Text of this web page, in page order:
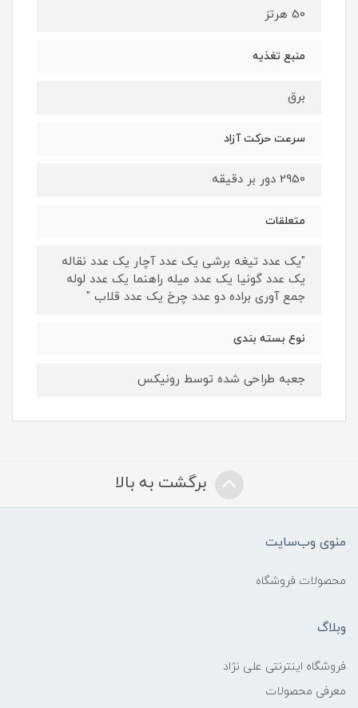
50 هرتز
منبع تغذیه
برق
سرعت حرکت آزاد
2950 دور بر دقیقه
متعلقات
"یک عدد تیغه برشی یک عدد آچار یک عدد نقاله
یک عدد گونیا یک عدد میله راهنما یک عدد لوله
جمع آوری براده دو عدد چرخ یک عدد قلاب "
نوع بسته بندی
جعبه طراحی شده توسط رونیکس
برگشت به بالا
منوی وب‌سایت
محصولات فروشگاه
وبلاگ
فروشگاه اینترنتی علی نژاد
معرفی محصولات